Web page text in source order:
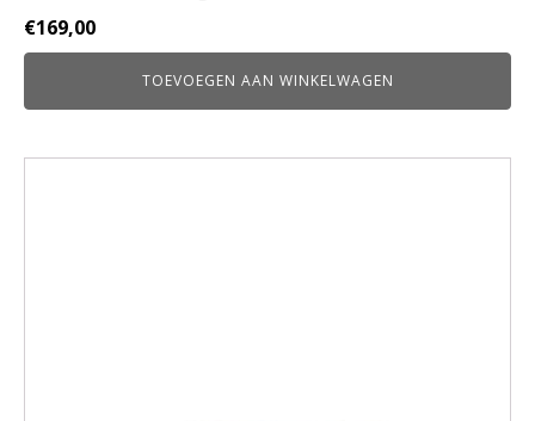
€169,00
TOEVOEGEN AAN WINKELWAGEN